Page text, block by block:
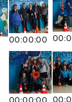
00:00:00